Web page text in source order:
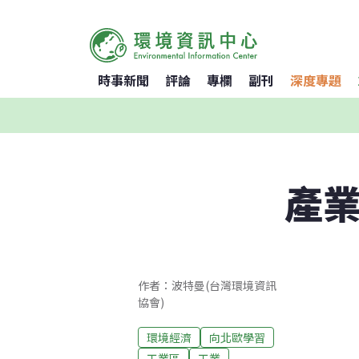
時事新聞 評論 專欄 副刊 深度專題
產
作者：波特曼(台灣環境資訊
協會)
環境經濟
向北歐學習